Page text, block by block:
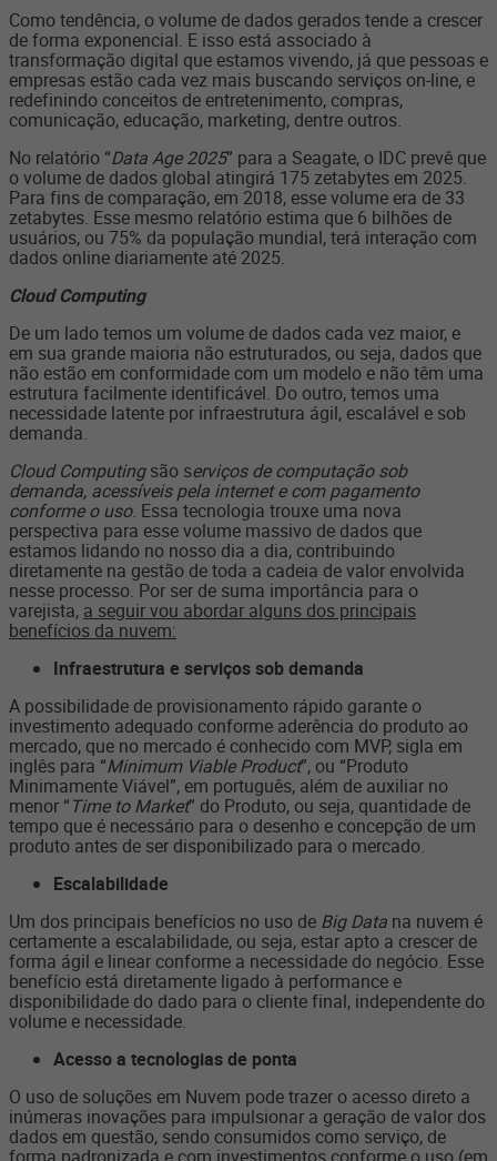
Como tendência, o volume de dados gerados tende a crescer
de forma exponencial. E isso está associado à
transformação digital que estamos vivendo, já que pessoas e
empresas estão cada vez mais buscando serviços on-line, e
redefinindo conceitos de entretenimento, compras,
comunicação, educação, marketing, dentre outros.
No relatório “Data Age 2025” para a Seagate, o IDC prevê que
o volume de dados global atingirá 175 zetabytes em 2025.
Para fins de comparação, em 2018, esse volume era de 33
zetabytes. Esse mesmo relatório estima que 6 bilhões de
usuários, ou 75% da população mundial, terá interação com
dados online diariamente até 2025.
Cloud Computing
De um lado temos um volume de dados cada vez maior, e
em sua grande maioria não estruturados, ou seja, dados que
não estão em conformidade com um modelo e não têm uma
estrutura facilmente identificável. Do outro, temos uma
necessidade latente por infraestrutura ágil, escalável e sob
demanda.
Cloud Computingsão serviços de computação sob
demanda, acessíveis pela internet e com pagamento
conforme o uso. Essa tecnologia trouxe uma nova
perspectiva para esse volume massivo de dados que
estamos lidando no nosso dia a dia, contribuindo
diretamente na gestão de toda a cadeia de valor envolvida
nesse processo. Por ser de suma importância para o
varejista, a seguir vou abordar alguns dos principais
benefícios da nuvem:
Infraestrutura e serviços sob demanda
A possibilidade de provisionamento rápido garante o
investimento adequado conforme aderência do produto ao
mercado, que no mercado é conhecido com MVP, sigla em
inglês para “Minimum Viable Product”, ou “Produto
Minimamente Viável”, em português, além de auxiliar no
menor “Time to Market” do Produto, ou seja, quantidade de
tempo que é necessário para o desenho e concepção de um
produto antes de ser disponibilizado para o mercado.
Escalabilidade
Um dos principais benefícios no uso de Big Data na nuvem é
certamente a escalabilidade, ou seja, estar apto a crescer de
forma ágil e linear conforme a necessidade do negócio. Esse
benefício está diretamente ligado à performance e
disponibilidade do dado para o cliente final, independente do
volume e necessidade.
Acesso a tecnologias de ponta
O uso de soluções em Nuvem pode trazer o acesso direto a
inúmeras inovações para impulsionar a geração de valor dos
dados em questão, sendo consumidos como serviço, de